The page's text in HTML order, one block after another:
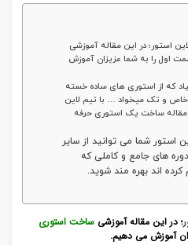
استور؛ در این مقاله آموزشی
اول را به شما عزیزان آموزش
که از استوری های ساده خسته
و تک میخواد … با تیم لاین
مقاله ساخت یک استوری حرفه
استور شما می توانید از سایر
های جامع و کاملی که
کرده اند بهره مند شوید.
؛ در این مقاله آموزشی ساخت استوری
آموزش می دهیم.